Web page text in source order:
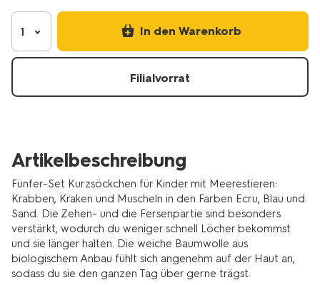
1 In den Warenkorb
Filialvorrat
Artikelbeschreibung
Fünfer-Set Kurzsöckchen für Kinder mit Meerestieren:
Krabben, Kraken und Muscheln in den Farben Ecru, Blau und
Sand. Die Zehen- und die Fersenpartie sind besonders
verstärkt, wodurch du weniger schnell Löcher bekommst
und sie länger halten. Die weiche Baumwolle aus
biologischem Anbau fühlt sich angenehm auf der Haut an,
sodass du sie den ganzen Tag über gerne trägst.